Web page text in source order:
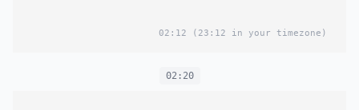
02:12 (23:12 in your timezone)
02:20